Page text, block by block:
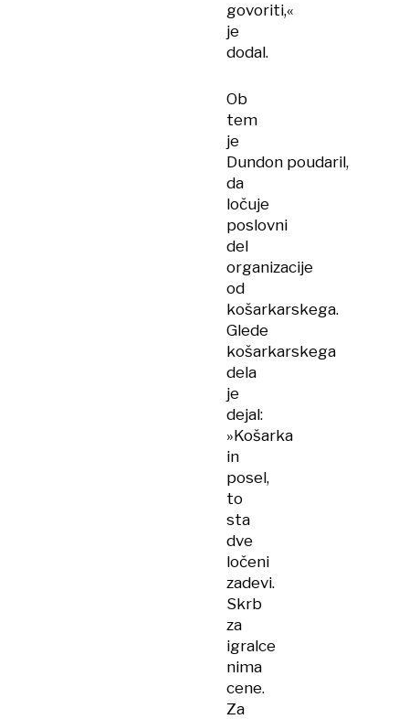
govoriti,«
je
dodal.
Ob
tem
je
Dundon poudaril,
da
ločuje
poslovni
del
organizacije
od
košarkarskega.
Glede
košarkarskega
dela
je
dejal:
»Košarka
in
posel,
to
sta
dve
ločeni
zadevi.
Skrb
za
igralce
nima
cene.
Za